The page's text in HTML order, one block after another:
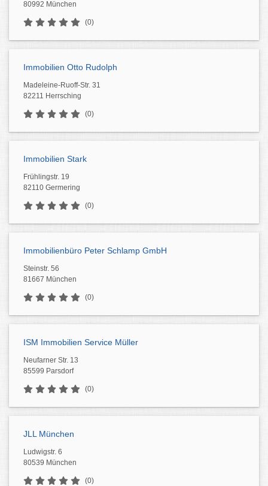
80992 München
(0)
Immobilien Otto Rudolph
Madeleine-Ruoff-Str. 31
82211 Herrsching
(0)
Immobilien Stark
Frühlingstr. 19
82110 Germering
(0)
Immobilienbüro Peter Schlamp GmbH
Steinstr. 56
81667 München
(0)
ISM Immobilien Service Müller
Neufarner Str. 13
85599 Parsdorf
(0)
JLL München
Ludwigstr. 6
80539 München
(0)